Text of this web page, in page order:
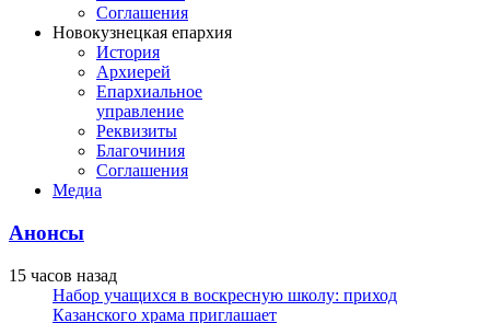
Соглашения
Новокузнецкая епархия
История
Архиерей
Епархиальное
управление
Реквизиты
Благочиния
Соглашения
Медиа
Анонсы
15 часов назад
Набор учащихся в воскресную школу: приход
Казанского храма приглашает